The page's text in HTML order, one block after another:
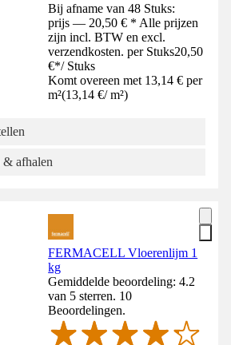
Bij afname van 48 Stuks:
prijs — 20,50 € * Alle prijzen
zijn incl. BTW en excl.
verzendkosten. per Stuks20,50
€*/ Stuks
Komt overeen met 13,14 € per
m²(13,14 €/ m²)
& afhalen
FERMACELL Vloerenlijm 1
kg
Gemiddelde beoordeling: 4.2
van 5 sterren. 10
Beoordelingen.